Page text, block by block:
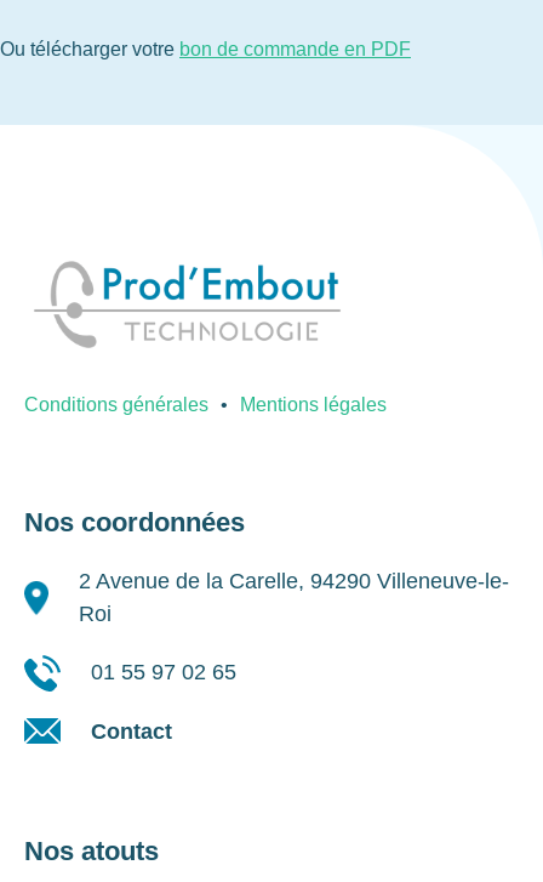
Ou télécharger votre bon de commande en PDF
Conditions générales Mentions légales
Nos coordonnées
2 Avenue de la Carelle, 94290 Villeneuve-le-
Roi
01 55 97 02 65
Contact
Nos atouts